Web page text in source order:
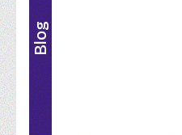
Blog